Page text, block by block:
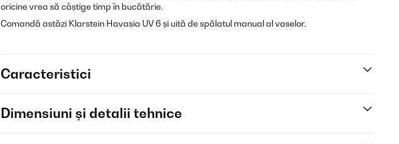
oricine vrea să câștige timp în bucătărie.
Comandă astăzi Klarstein Havasia UV 6 și uită de spălatul manual al vaselor.
Caracteristici
Dimensiuni și detalii tehnice